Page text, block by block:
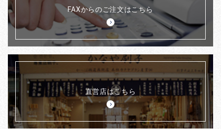
FAXからのご注文はこちら
直営店はこちら